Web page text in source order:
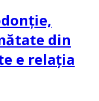
din
e relația